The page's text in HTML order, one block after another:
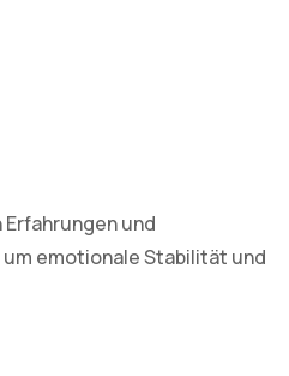
und
emotionale Stabilität und